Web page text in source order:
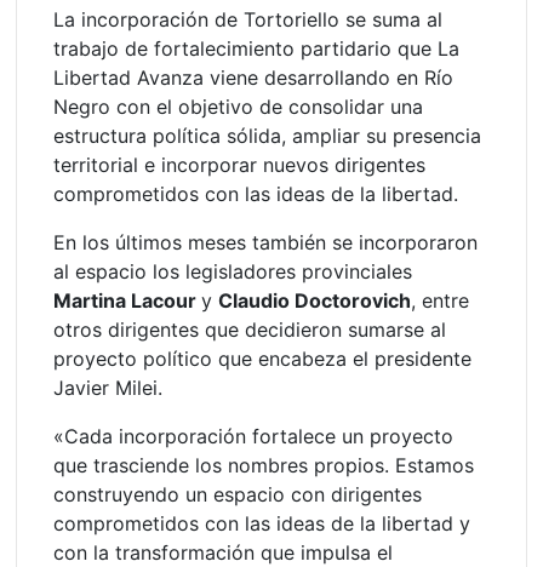
La incorporación de Tortoriello se suma al
trabajo de fortalecimiento partidario que La
Libertad Avanza viene desarrollando en Río
Negro con el objetivo de consolidar una
estructura política sólida, ampliar su presencia
territorial e incorporar nuevos dirigentes
comprometidos con las ideas de la libertad.
En los últimos meses también se incorporaron
al espacio los legisladores provinciales
Martina LacouryClaudio Doctorovich, entre
otros dirigentes que decidieron sumarse al
proyecto político que encabeza el presidente
Javier Milei.
«Cada incorporación fortalece un proyecto
que trasciende los nombres propios. Estamos
construyendo un espacio con dirigentes
comprometidos con las ideas de la libertad y
con la transformación que impulsa el